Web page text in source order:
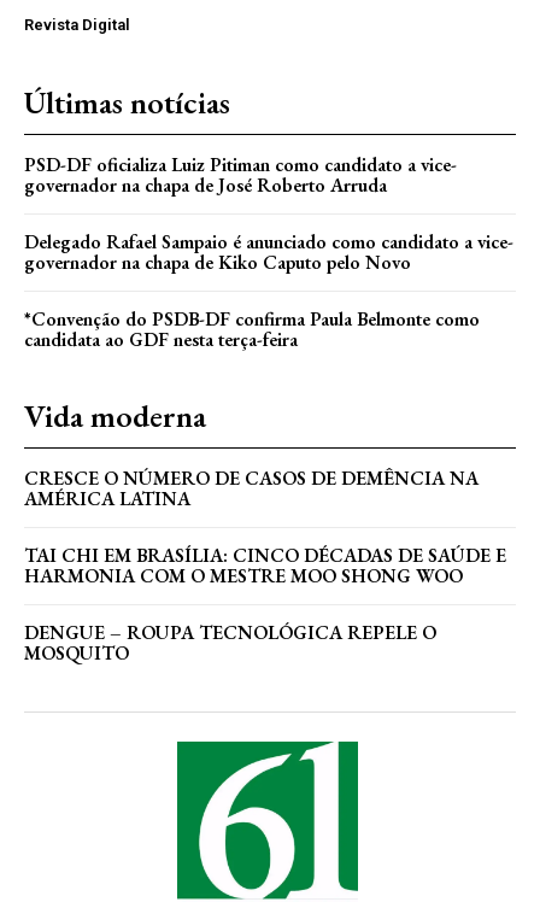
Revista Digital
Últimas notícias
PSD-DF oficializa Luiz Pitiman como candidato a vice-
governador na chapa de José Roberto Arruda
Delegado Rafael Sampaio é anunciado como candidato a vice-
governador na chapa de Kiko Caputo pelo Novo
*Convenção do PSDB-DF confirma Paula Belmonte como
candidata ao GDF nesta terça-feira
Vida moderna
CRESCE O NÚMERO DE CASOS DE DEMÊNCIA NA
AMÉRICA LATINA
TAI CHI EM BRASÍLIA: CINCO DÉCADAS DE SAÚDE E
HARMONIA COM O MESTRE MOO SHONG WOO
DENGUE – ROUPA TECNOLÓGICA REPELE O
MOSQUITO